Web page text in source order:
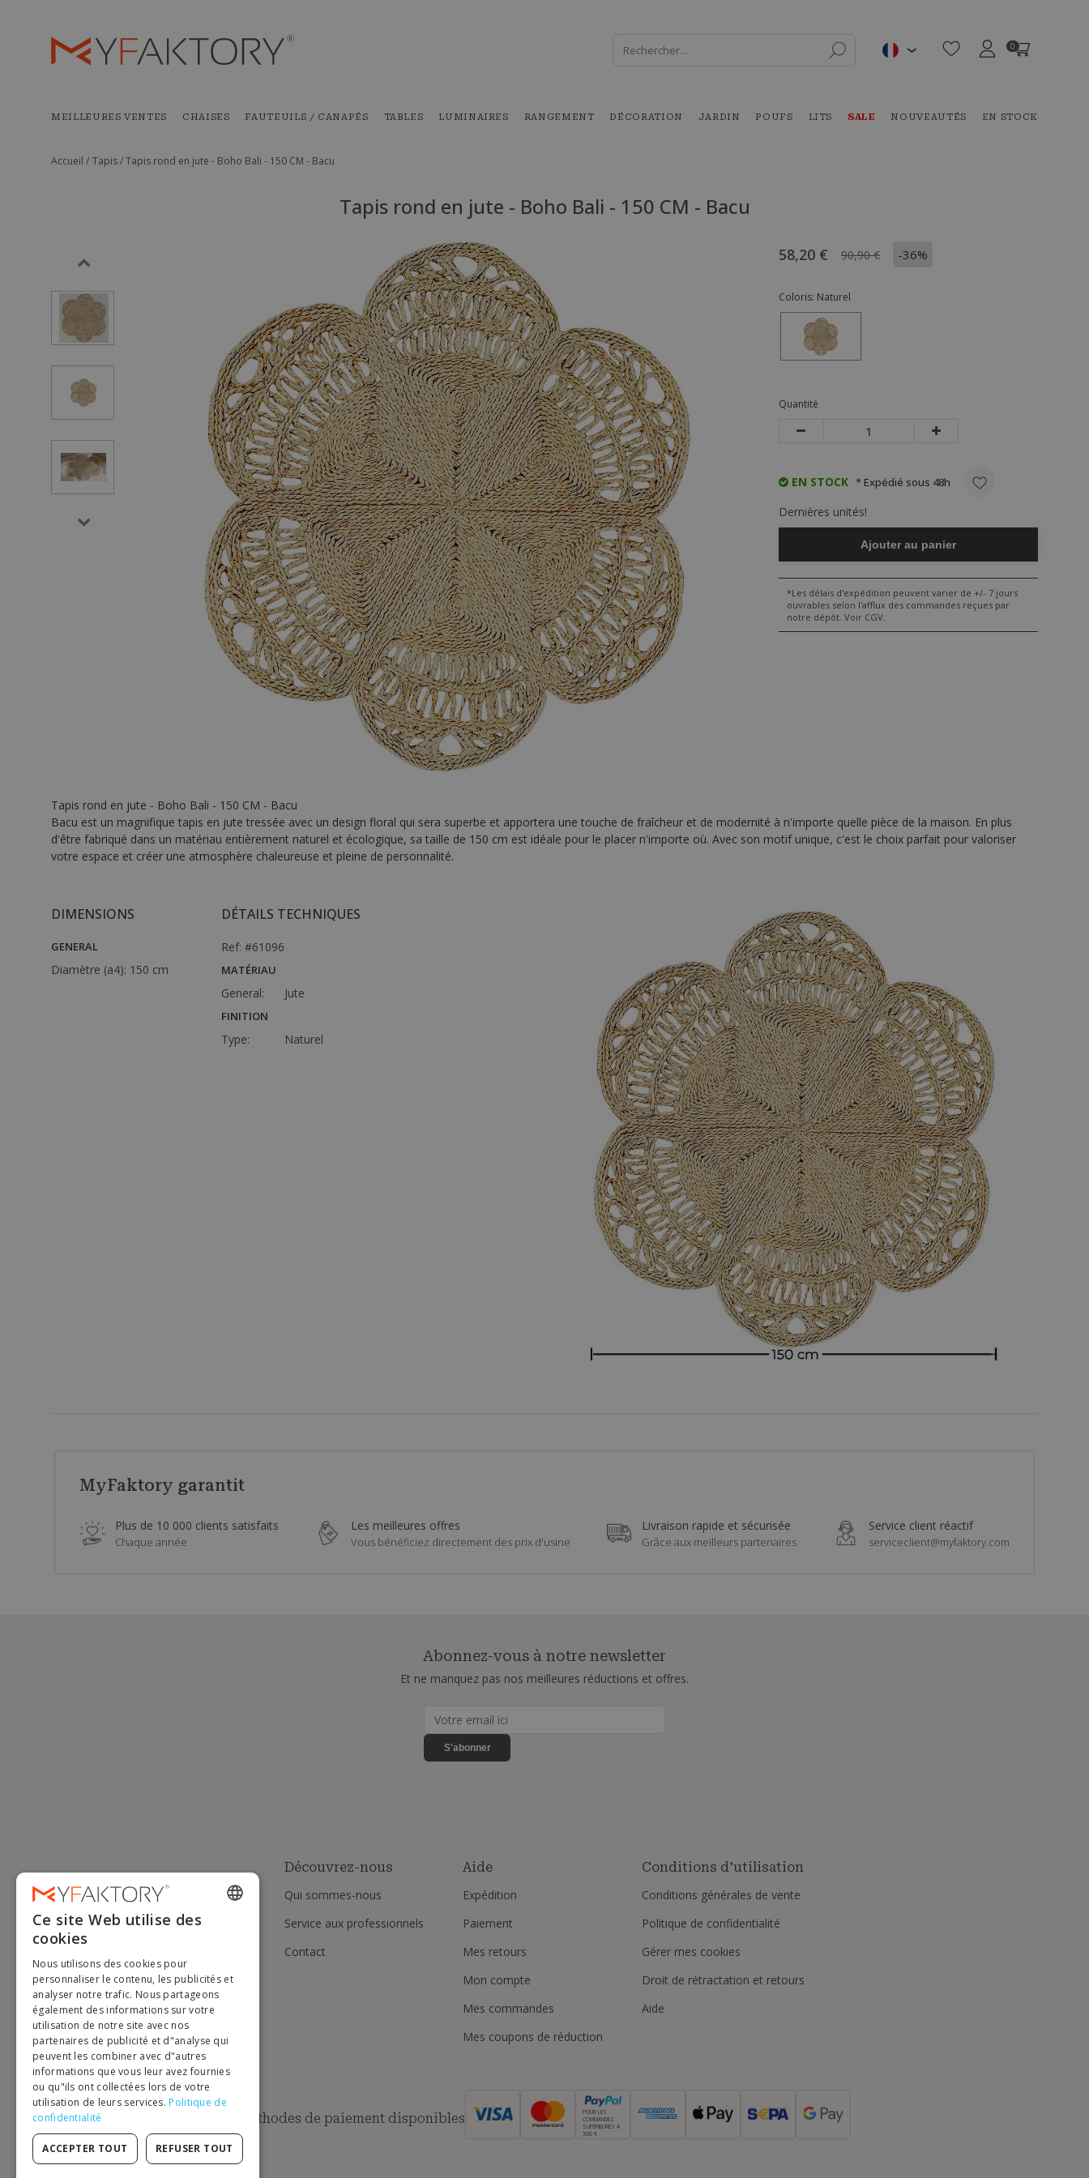
0
MEILLEURES VENTES CHAISES FAUTEUILS / CANAPÉS TABLES LUMINAIRES RANGEMENT DÉCORATION JARDIN POUFS LITS SALE NOUVEAUTÉS EN STOCK
Accueil / Tapis /Tapis rond en jute - Boho Bali - 150 CM - Bacu
Tapis rond en jute - Boho Bali - 150 CM - Bacu
58,20 € 90,90 € -36%
Coloris: Naturel
Quantité
EN STOCK * Expédié sous 48h
Dernières unités!
Ajouter au panier
*Les délais d'expédition peuvent varier de +/- 7 jours
ouvrables selon l'afflux des commandes reçues par
notre dépôt. Voir CGV.
Tapis rond en jute - Boho Bali - 150 CM - Bacu
Bacu est un magnifique tapis en jute tressée avec un design floral qui sera superbe et apportera une touche de fraîcheur et de modernité à n'importe quelle pièce de la maison. En plus
d'être fabriqué dans un matériau entièrement naturel et écologique, sa taille de 150 cm est idéale pour le placer n'importe où. Avec son motif unique, c'est le choix parfait pour valoriser
votre espace et créer une atmosphère chaleureuse et pleine de personnalité.
DIMENSIONS
GENERAL
Diamètre (a4): 150 cm
DÉTAILS TECHNIQUES
Ref: #61096
MATÉRIAU
General: Jute
FINITION
Type: Naturel
MyFaktory garantit
Plus de 10 000 clients satisfaits
Chaque année
Les meilleures offres
Vous bénéficiez directement des prix d'usine
Livraison rapide et sécurisée
Grâce aux meilleurs partenaires
Service client réactif
serviceclient@myfaktory.com
Abonnez-vous à notre newsletter
Et ne manquez pas nos meilleures réductions et offres.
S'abonner
Découvrez-nous
Qui sommes-nous
Service aux professionnels
Contact
Aide
Expédition
Paiement
Mes retours
Mon compte
Mes commandes
Mes coupons de réduction
Conditions d'utilisation
Conditions générales de vente
Politique de confidentialité
Gérer mes cookies
Droit de rétractation et retours
Aide
Méthodes de paiement disponibles
POUR LES
COMMANDES
SUPÉRIEURES À
500 €
ENGLISH
DUTCH
GERMAN
PORTUGUESE
SPANISH
Ce site Web utilise des
cookies
Nous utilisons des cookies pour
personnaliser le contenu, les publicités et
analyser notre trafic. Nous partageons
également des informations sur votre
utilisation de notre site avec nos
partenaires de publicité et d"analyse qui
peuvent les combiner avec d"autres
informations que vous leur avez fournies
ou qu"ils ont collectées lors de votre
utilisation de leurs services. Politique de
confidentialité
ACCEPTER TOUT REFUSER TOUT